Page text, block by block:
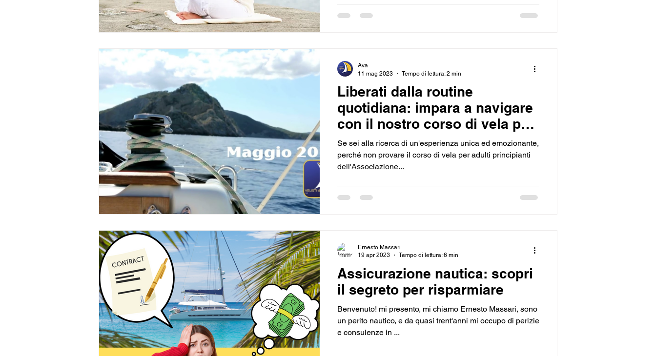
Liberati dalla routine
quotidiana: impara a navigare
con il nostro corso di vela per
adulti
Se sei alla ricerca di un'esperienza unica ed emozionante,
perché non provare il corso di vela per adulti principianti
dell'Associazione...
Ava
11 mag 2023
Tempo di lettura: 2 min
Assicurazione nautica: scopri
il segreto per risparmiare
Benvenuto! mi presento, mi chiamo Ernesto Massari, sono
un perito nautico, e da quasi trent'anni mi occupo di perizie
e consulenze in ...
Ernesto Massari
19 apr 2023
Tempo di lettura: 6 min